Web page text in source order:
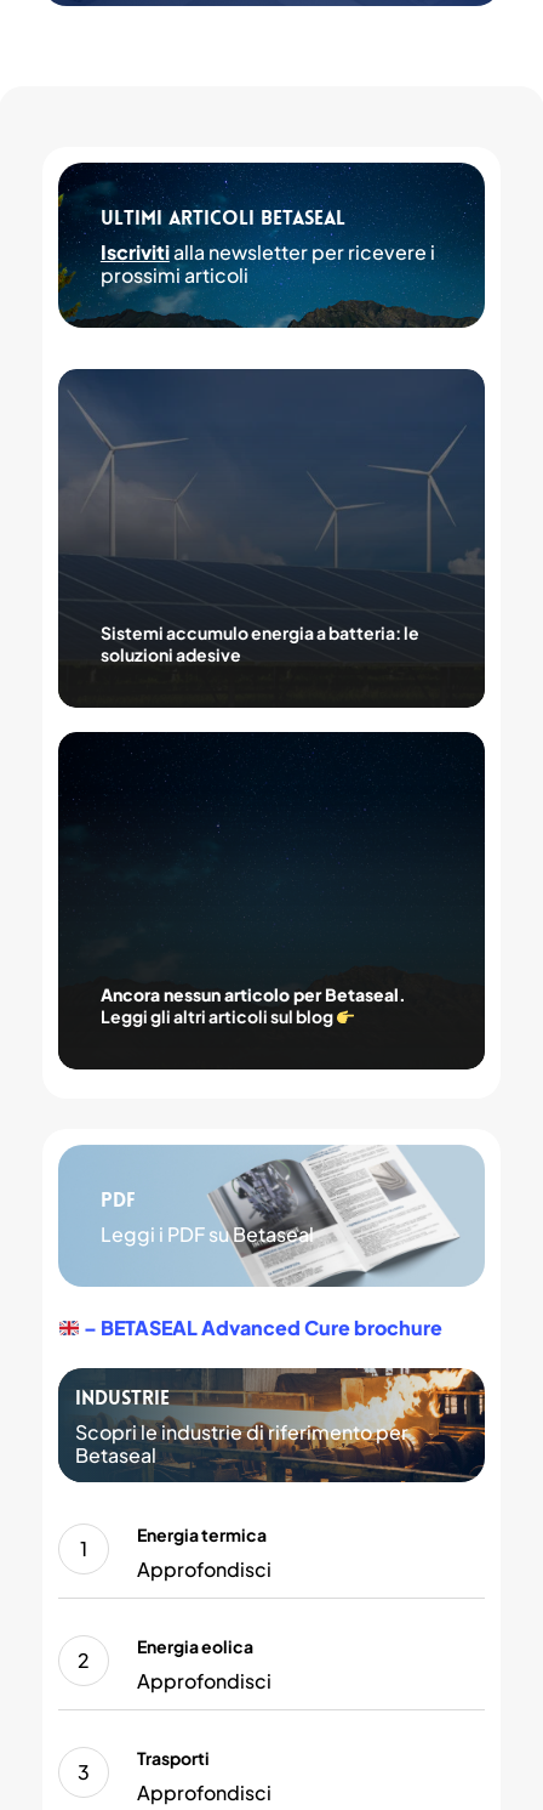
Ultimi articoli Betaseal
Iscrivitialla newsletter per ricevere i
prossimi articoli
Sistemi
accumulo
energia
batteria:
Sistemi accumulo energia a batteria: le
soluzioni adesive
Ancora
articolo
Leggi
Ancora nessun articolo per Betaseal.
Leggi gli altri articoli sul blog
PDF
Leggi i PDF su Betaseal
– BETASEAL Advanced Cure brochure
Industrie
Scopri le industrie di riferimento per
Betaseal
Energia
termica
Energia termica
Approfondisci
Energia
eolica
Energia eolica
Approfondisci
Trasporti Trasporti
Approfondisci